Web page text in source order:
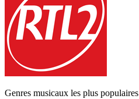
Genres musicaux les plus populaires